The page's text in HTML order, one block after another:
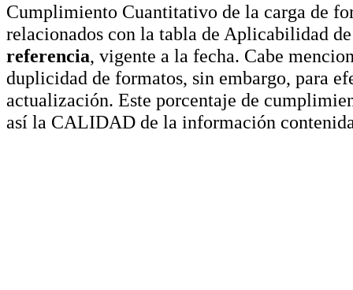
Cumplimiento Cuantitativo de la carga de
relacionados con la tabla de Aplicabilidad
referencia, vigente a la fecha. Cabe
duplicidad de formatos, sin embargo, para
actualización. Este porcentaje de
así la CALIDAD de la información